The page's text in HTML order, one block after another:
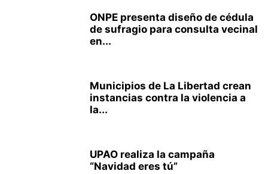
ONPE presenta diseño de cédula
de sufragio para consulta vecinal
en...
Municipios de La Libertad crean
instancias contra la violencia a
la...
UPAO realiza la campaña
“Navidad eres tú”